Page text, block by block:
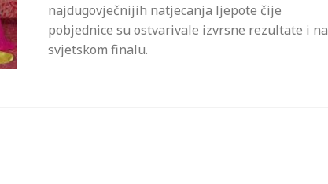
najdugovječnijih natjecanja ljepote čije
pobjednice su ostvarivale izvrsne rezultate i na
svjetskom finalu.